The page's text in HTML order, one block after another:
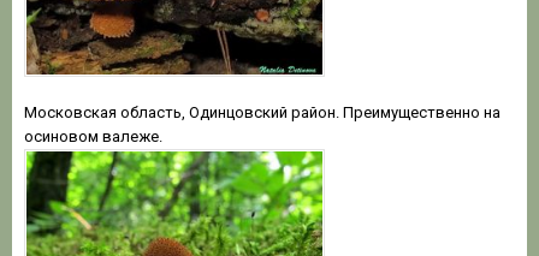
Московская область, Одинцовский район. Преимущественно на
осиновом валеже.